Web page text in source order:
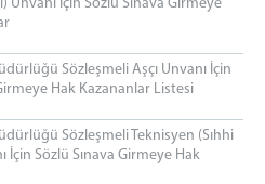
Müdürlüğü
Unvanı İçin Sözlü Sınava Girmeye
Sözleşmeli Aşçı Unvanı İçin
Hak Kazananlar Listesi
Sözleşmeli Teknisyen (Sıhhi
İçin Sözlü Sınava Girmeye Hak